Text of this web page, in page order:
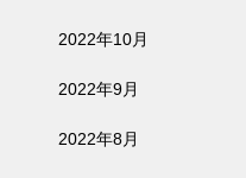
2022年10月
2022年9月
2022年8月